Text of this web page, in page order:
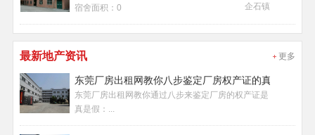
宿舍面积： 0 企石镇
最新地产资讯 更多
东莞厂房出租网教你八步鉴定厂房权产证的真假
东莞厂房出租网教你通过八步来鉴定厂房的权产证是
真是假：...